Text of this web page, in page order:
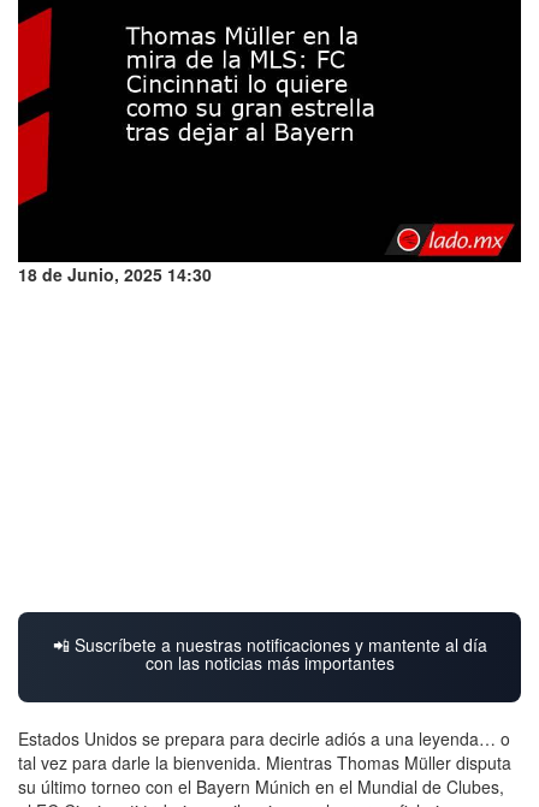
18 de Junio, 2025 14:30
📲 Suscríbete a nuestras notificaciones y mantente al día
con las noticias más importantes
Estados Unidos se prepara para decirle adiós a una leyenda… o
tal vez para darle la bienvenida. Mientras Thomas Müller disputa
su último torneo con el Bayern Múnich en el Mundial de Clubes,